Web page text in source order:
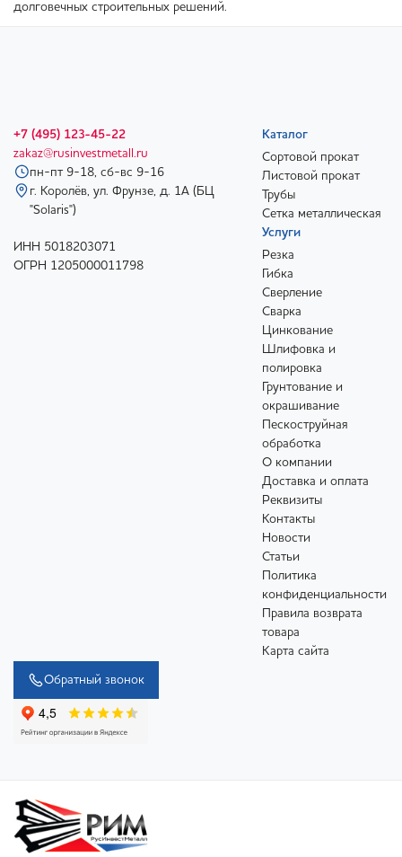
долговечных строительных решений.
+7 (495) 123-45-22
zakaz@rusinvestmetall.ru
пн-пт 9-18, сб-вс 9-16
г. Королёв, ул. Фрунзе, д. 1А (БЦ
"Solaris")
ИНН 5018203071
ОГРН 1205000011798
Каталог
Сортовой прокат
Листовой прокат
Трубы
Сетка металлическая
Услуги
Резка
Гибка
Сверление
Сварка
Цинкование
Шлифовка и
полировка
Грунтование и
окрашивание
Пескоструйная
обработка
О компании
Доставка и оплата
Реквизиты
Контакты
Новости
Статьи
Политика
конфиденциальности
Правила возврата
товара
Карта сайта
Обратный звонок